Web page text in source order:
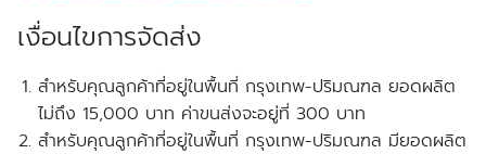
เงื่อนไขการจัดส่ง
สำหรับคุณลูกค้าที่อยู่ในพื้นที่ กรุงเทพ-ปริมณฑลยอดผลิต
ไม่ถึง 15,000 บาท ค่าขนส่งจะอยู่ที่ 300 บาท
สำหรับคุณลูกค้าที่อยู่ในพื้นที่ กรุงเทพ-ปริมณฑล มียอดผลิต